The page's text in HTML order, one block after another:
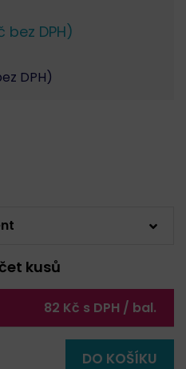
bez DPH)
DPH)
kusů
82 Kč s DPH / bal.
DO KOŠÍKU